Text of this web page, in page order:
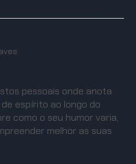
pessoais onde anota
espírito ao longo do
como o seu humor varia,
melhor as suas